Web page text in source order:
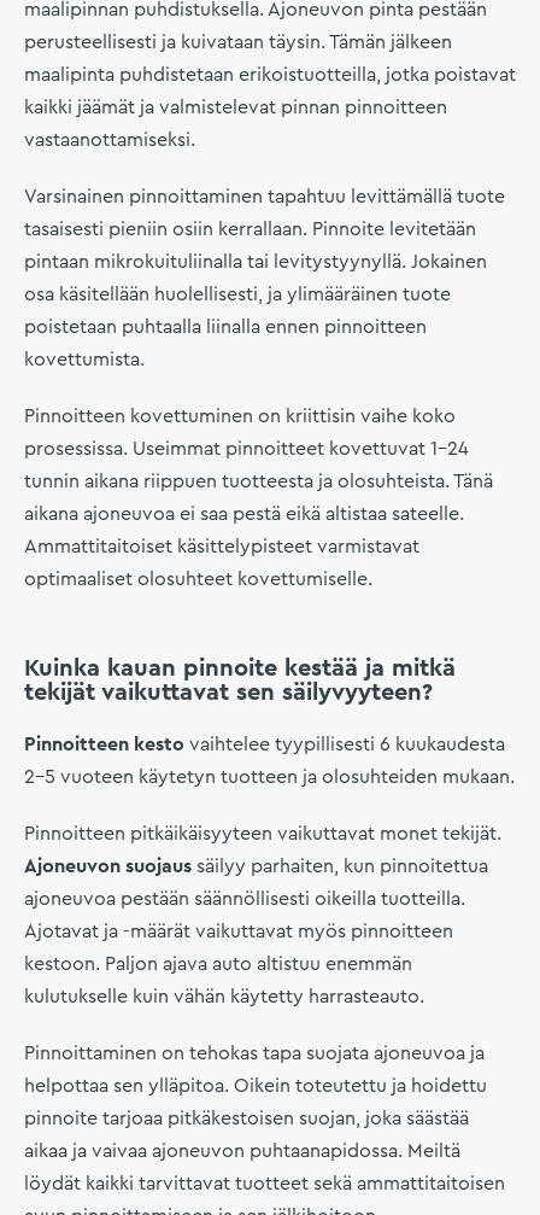
maalipinnan puhdistuksella. Ajoneuvon pinta pestään
perusteellisesti ja kuivataan täysin. Tämän jälkeen
maalipinta puhdistetaan erikoistuotteilla, jotka poistavat
kaikki jäämät ja valmistelevat pinnan pinnoitteen
vastaanottamiseksi.
Varsinainen pinnoittaminen tapahtuu levittämällä tuote
tasaisesti pieniin osiin kerrallaan. Pinnoite levitetään
pintaan mikrokuituliinalla tai levitystyynyllä. Jokainen
osa käsitellään huolellisesti, ja ylimääräinen tuote
poistetaan puhtaalla liinalla ennen pinnoitteen
kovettumista.
Pinnoitteen kovettuminen on kriittisin vaihe koko
prosessissa. Useimmat pinnoitteet kovettuvat 1–24
tunnin aikana riippuen tuotteesta ja olosuhteista. Tänä
aikana ajoneuvoa ei saa pestä eikä altistaa sateelle.
Ammattitaitoiset käsittelypisteet varmistavat
optimaaliset olosuhteet kovettumiselle.
Kuinka kauan pinnoite kestää ja mitkä
tekijät vaikuttavat sen säilyvyyteen?
Pinnoitteen kesto vaihtelee tyypillisesti 6 kuukaudesta
2–5 vuoteen käytetyn tuotteen ja olosuhteiden mukaan.
Pinnoitteen pitkäikäisyyteen vaikuttavat monet tekijät.
Ajoneuvon suojaus säilyy parhaiten, kun pinnoitettua
ajoneuvoa pestään säännöllisesti oikeilla tuotteilla.
Ajotavat ja -määrät vaikuttavat myös pinnoitteen
kestoon. Paljon ajava auto altistuu enemmän
kulutukselle kuin vähän käytetty harrasteauto.
Pinnoittaminen on tehokas tapa suojata ajoneuvoa ja
helpottaa sen ylläpitoa. Oikein toteutettu ja hoidettu
pinnoite tarjoaa pitkäkestoisen suojan, joka säästää
aikaa ja vaivaa ajoneuvon puhtaanapidossa. Meiltä
löydät kaikki tarvittavat tuotteet sekä ammattitaitoisen